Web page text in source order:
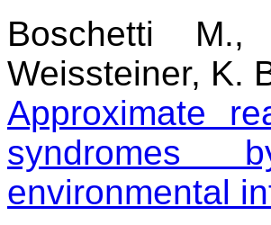
Boschetti
Weissteiner, K.
Approximate
syndromes
environmental